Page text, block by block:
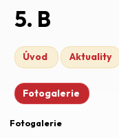
5. B
Úvod Aktuality
Fotogalerie
Fotogalerie